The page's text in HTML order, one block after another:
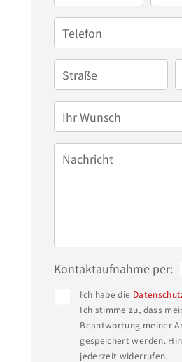
Telefon
Straße
Ihr Wunsch
Nachricht
Kontaktaufnahme per:
Ich habe die
Ich stimme zu, dass
Beantwortung meiner
gespeichert werden.
jederzeit widerrufen.